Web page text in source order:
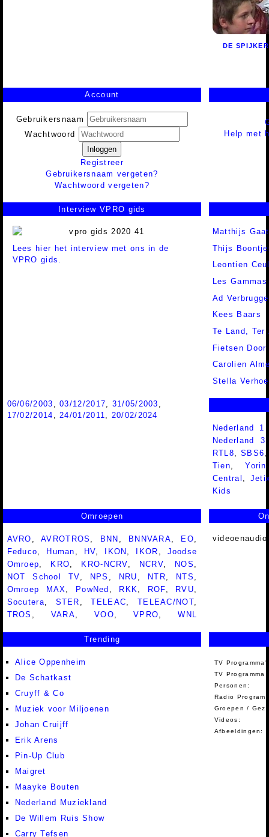
DE
Account
Gebruikersnaam
Wachtwoord
Inloggen
Registreer
Gebruikersnaam vergeten?
Wachtwoord vergeten?
Help met
Interview VPRO gids
Lees hier het interview met ons in de
VPRO gids.
Matthijs
Thijs
Leontien
Les Gammas
Ad Verbrugge
Kees Baars
Te Land,
Fietsen
Carolien
Stella
06/06/2003 ,03/12/2017 31/05/2003
17/02/2014
24/01/2011
20/02/2024
Nederland
Nederland
RTL8,SBS6
Tien,Yorin
Central ,
Kids
Omroepen
AVRO ,AVROTROS BNN BNNVARA EO
Feduco
Human HV IKON IKOR
Joodse
Omroep
KRO KRO-NCRV NCRV NOS
NOT School TV
NPS NRU NTR NTS
Omroep MAX
PowNed RKK ROF RVU
Socutera
STER ,TELEAC TELEAC/NOT
TROS
VARA ,VOO ,VPRO ,WNL
Trending
Alice Oppenheim
De Schatkast
Cruyff & Co
Muziek voor Miljoenen
Johan Cruijff
Erik Arens
Pin-Up Club
Maigret
Maayke Bouten
Nederland Muziekland
De Willem Ruis Show
Carry Tefsen
TV
TV Programma
Personen:
Radio
Groepen /
Videos:
Afbeeldingen: